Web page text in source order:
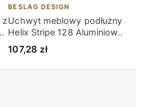
z
BESLAG DESIGN
Uchwyt meblowy podłużny
Helix Stripe 128 Aluminiowy
Ciemny Brąz
107,28 zł